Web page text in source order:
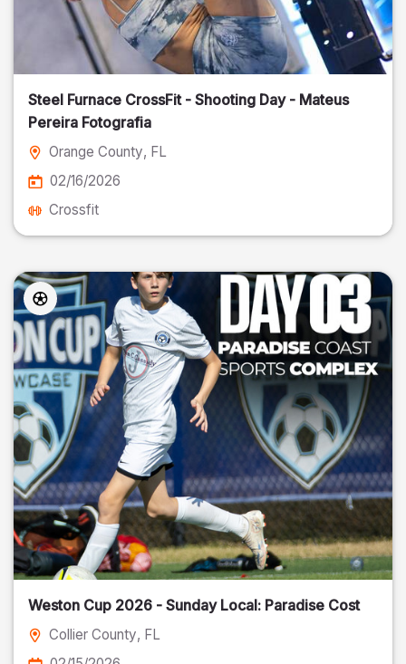
Steel Furnace CrossFit - Shooting Day - Mateus
Pereira Fotografia
Orange County, FL
02/16/2026
Crossfit
Weston Cup 2026 - Sunday Local: Paradise Cost
Collier County, FL